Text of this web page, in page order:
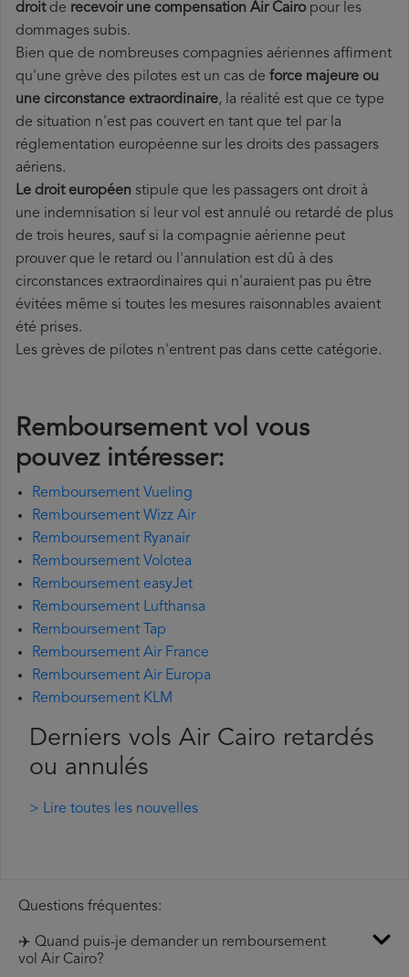
droitde recevoir une compensation Air Cairopour les
dommages subis.
Bien que de nombreuses compagnies aériennes affirment
qu'une grève des pilotes est un cas de force majeure ou
une circonstance extraordinaire, la réalité est que ce type
de situation n'est pas couvert en tant que tel par la
réglementation européenne sur les droits des passagers
aériens.
Le droit européen stipule que les passagers ont droit à
une indemnisation si leur vol est annulé ou retardé de plus
de trois heures, sauf si la compagnie aérienne peut
prouver que le retard ou l'annulation est dû à des
circonstances extraordinaires qui n'auraient pas pu être
évitées même si toutes les mesures raisonnables avaient
été prises.
Les grèves de pilotes n'entrent pas dans cette catégorie.
Remboursement vol vous
pouvez intéresser:
Remboursement Vueling
Remboursement Wizz Air
Remboursement Ryanair
Remboursement Volotea
Remboursement easyJet
Remboursement Lufthansa
Remboursement Tap
Remboursement Air France
Remboursement Air Europa
Remboursement KLM
Derniers vols Air Cairo retardés
ou annulés
> Lire toutes les nouvelles
Questions fréquentes:
✈️ Quand puis-je demander un remboursement
vol Air Cairo?